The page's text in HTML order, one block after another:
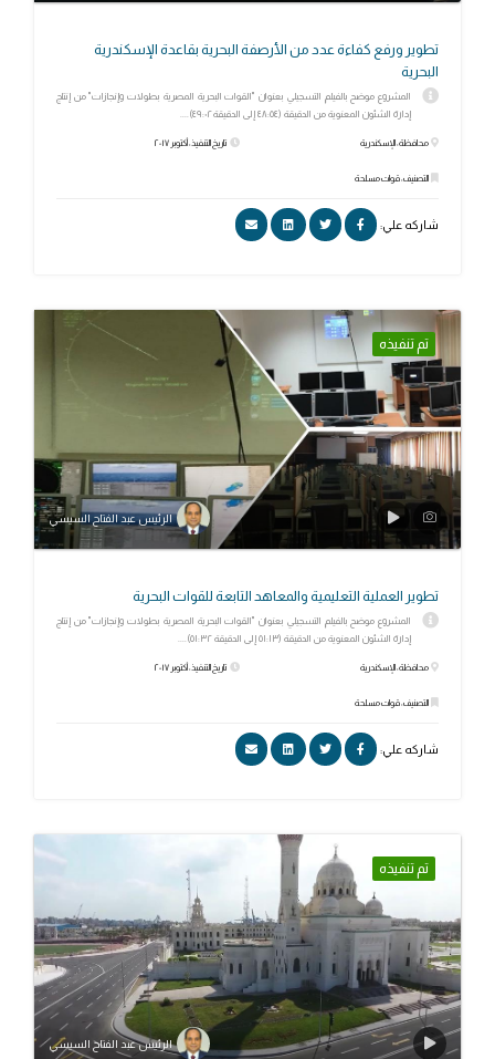
تطوير ورفع كفاءة عدد من الأرصفة البحرية بقاعدة الإسكندرية
البحرية
المشروع موضح بالفيلم التسجيلي بعنوان "القوات البحرية المصرية بطولات وإنجازات" من إنتاج
إدارة الشئون المعنوية من الدقيقة (٤٨:٥٤ إلى الدقيقة ٤٩:٠٢)....
محافظة: الإسكندرية
التصنيف: قوات مسلحة
تاريخ التنفيذ: أكتوبر ٢٠١٧
شاركه علي:
تم تنفيذه
الرئيس عبد الفتاح السيسي
تطوير العملية التعليمية والمعاهد التابعة للقوات البحرية
المشروع موضح بالفيلم التسجيلي بعنوان "القوات البحرية المصرية بطولات وإنجازات" من إنتاج
إدارة الشئون المعنوية من الدقيقة (٥١:١٣ إلى الدقيقة ٥١:٣٢)....
محافظة: الإسكندرية
التصنيف: قوات مسلحة
تاريخ التنفيذ: أكتوبر ٢٠١٧
شاركه علي:
تم تنفيذه
الرئيس عبد الفتاح السيسي